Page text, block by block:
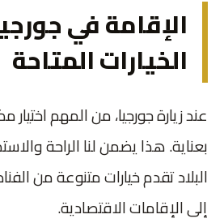
الإقامة في
الخيارات المتاحة
عند زيارة جورجيا، من المهم اختيار
بعناية. هذا يضمن لنا الراحة
البلاد تقدم خيارات متنوعة من
إلى الإقامات الاقتصادية.